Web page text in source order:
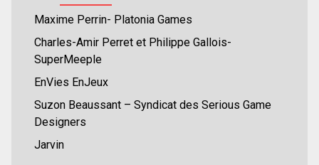
Maxime Perrin- Platonia Games
Charles-Amir Perret et Philippe Gallois-
SuperMeeple
EnVies EnJeux
Suzon Beaussant – Syndicat des Serious Game
Designers
Jarvin